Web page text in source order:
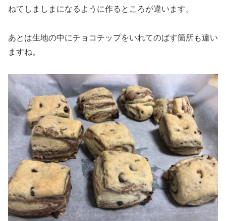
ねてしましまになるように作るところが違います。
あとは生地の中にチョコチップをいれてのばす箇所も違い
ますね。